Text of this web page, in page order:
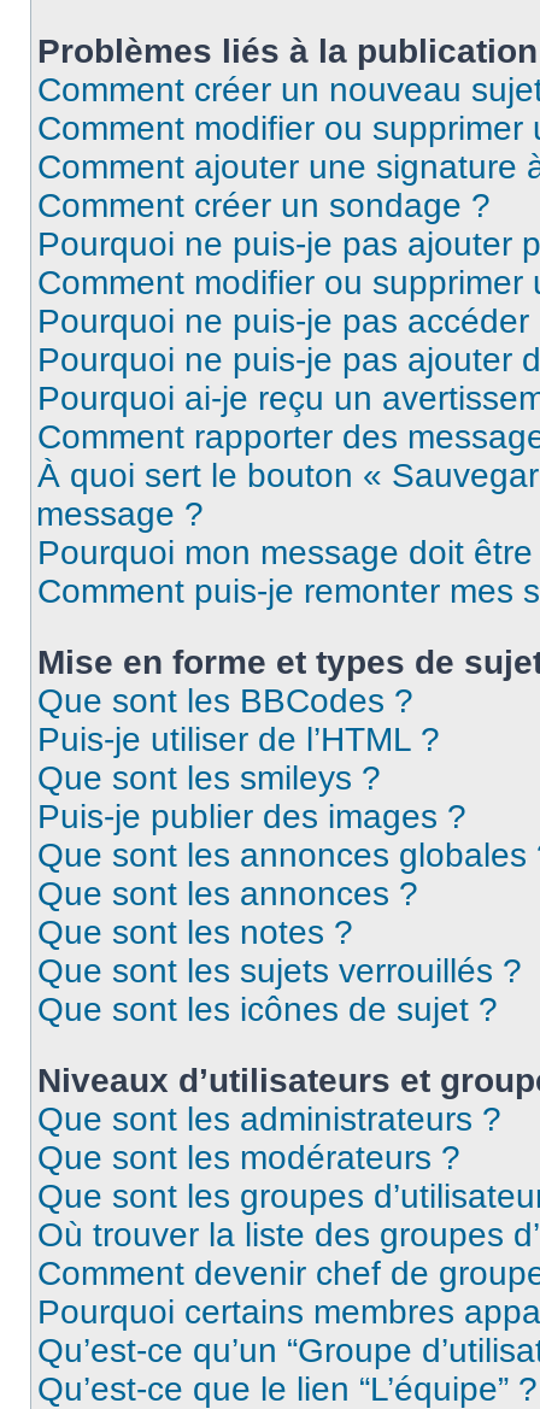
Problèmes liés à la
Comment créer un nouveau
Comment modifier ou supprimer
Comment ajouter une signature
Comment créer un sondage ?
Pourquoi ne puis-je pas ajouter
Comment modifier ou supprimer
Pourquoi ne puis-je pas
Pourquoi ne puis-je pas ajouter
Pourquoi ai-je reçu un
Comment rapporter des
À quoi sert le bouton «
message ?
Pourquoi mon message doit
Comment puis-je remonter mes
Mise en forme et types de
Que sont les BBCodes ?
Puis-je utiliser de l’HTML ?
Que sont les smileys ?
Puis-je publier des images ?
Que sont les annonces globales
Que sont les annonces ?
Que sont les notes ?
Que sont les sujets verrouillés ?
Que sont les icônes de sujet ?
Niveaux d’utilisateurs et
Que sont les administrateurs ?
Que sont les modérateurs ?
Que sont les groupes
Où trouver la liste des groupes
Comment devenir chef de
Pourquoi certains membres
Qu’est-ce qu’un “Groupe
Qu’est-ce que le lien “L’équipe” ?